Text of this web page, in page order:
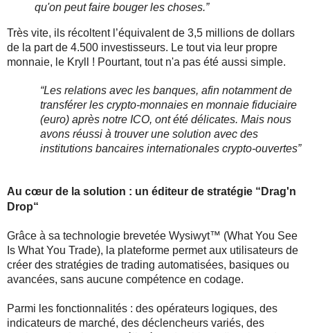
qu'on peut faire bouger les choses.”
Très vite, ils récoltent l’équivalent de 3,5 millions de dollars
de la part de 4.500 investisseurs. Le tout via leur propre
monnaie, le Kryll ! Pourtant, tout n'a pas été aussi simple.
“Les relations avec les banques, afin notamment de
transférer les crypto-monnaies en monnaie fiduciaire
(euro) après notre ICO, ont été délicates. Mais nous
avons réussi à trouver une solution avec des
institutions bancaires internationales crypto-ouvertes”
Au cœur de la solution : un éditeur de stratégie “Drag'n
Drop“
Grâce à sa technologie brevetée Wysiwyt™ (What You See
Is What You Trade), la plateforme permet aux utilisateurs de
créer des stratégies de trading automatisées, basiques ou
avancées, sans aucune compétence en codage.
Parmi les fonctionnalités : des opérateurs logiques, des
indicateurs de marché, des déclencheurs variés, des